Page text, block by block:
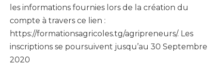
les informations fournies lors de la création du
compte à travers ce lien :
https://formationsagricoles.tg/agripreneurs/. Les
inscriptions se poursuivent jusqu’au 30 Septembre
2020